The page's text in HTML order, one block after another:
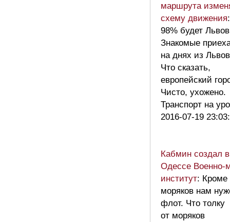
маршрута
схему движения:
98% будет
Знакомые
на днях из
Что сказать,
европейский
Чисто, ухожено.
Транспорт на
2016-07-19
Кабмин создал в
Одессе Военно-
институт: Кроме
моряков нам
флот. Что толку
от моряков